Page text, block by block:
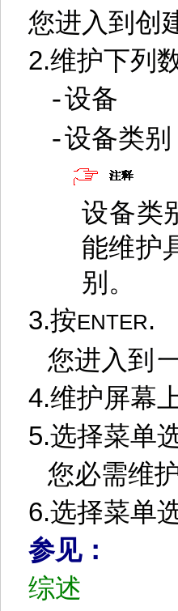
您进入到创
2.维护下列
-设备
-设备类别
设备类
能维护
别。
3.按ENTER.
您进入到
4.维护屏幕
5.选择菜单
您必需维
6.选择菜单
参见：
综述